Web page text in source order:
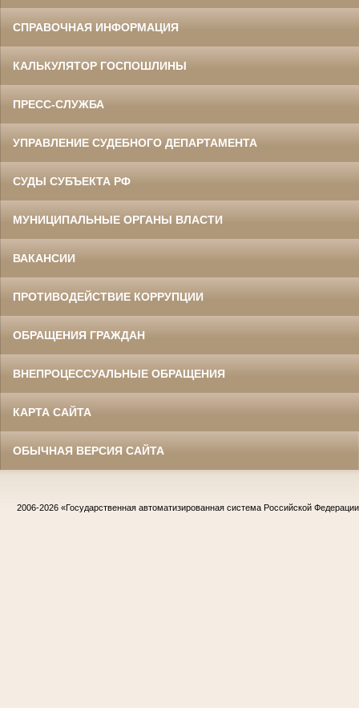
СПРАВОЧНАЯ ИНФОРМАЦИЯ
КАЛЬКУЛЯТОР ГОСПОШЛИНЫ
ПРЕСС-СЛУЖБА
УПРАВЛЕНИЕ СУДЕБНОГО ДЕПАРТАМЕНТА
СУДЫ СУБЪЕКТА РФ
МУНИЦИПАЛЬНЫЕ ОРГАНЫ ВЛАСТИ
ВАКАНСИИ
ПРОТИВОДЕЙСТВИЕ КОРРУПЦИИ
ОБРАЩЕНИЯ ГРАЖДАН
ВНЕПРОЦЕССУАЛЬНЫЕ ОБРАЩЕНИЯ
КАРТА САЙТА
ОБЫЧНАЯ ВЕРСИЯ САЙТА
2006-2026 «Государственная автоматизированная система Российской